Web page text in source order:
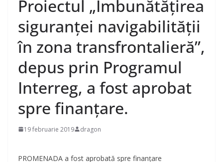
Proiectul „Îmbunătățirea
siguranței navigabilității
în zona transfrontalieră”,
depus prin Programul
Interreg, a fost aprobat
spre finanțare.
19 februarie 2019 dragon
PROMENADA a fost aprobată spre finanțare